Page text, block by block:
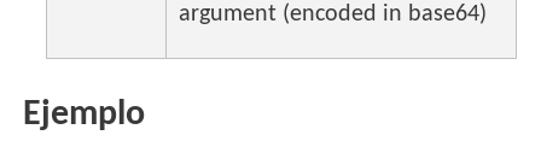
argument (encoded in base64)
Ejemplo